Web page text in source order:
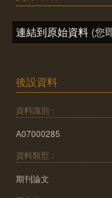
連結到原始資料 (您
後設資料
資料識別：
A07000285
資料類型：
期刊論文